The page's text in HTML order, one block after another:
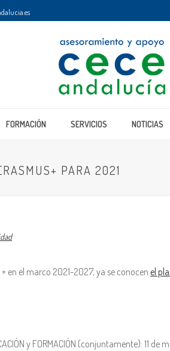
FORMACIÓN SERVICIOS NOTICIAS
PARA 2021
en el marco 2021-2027, ya se conocen el
y FORMACIÓN (conjuntamente): 11 de